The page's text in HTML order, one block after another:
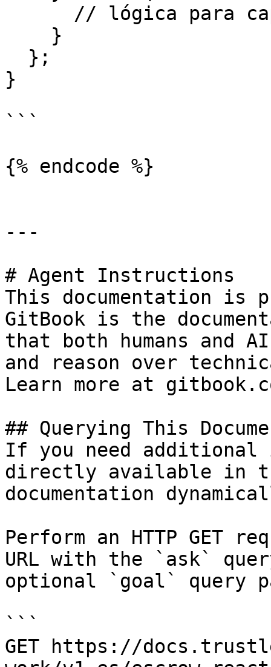
}
```
{% endcode %}
---
# Agent Instructions
This documentation is
GitBook is the
that both humans and
and reason over
Learn more at
## Querying This
If you need
directly available in
documentation
Perform an HTTP GET
URL with the `ask`
optional `goal` query
```
GET https://